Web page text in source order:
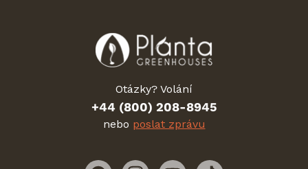
Otázky? Volání
+44 (800) 208-8945
nebo poslat zprávu